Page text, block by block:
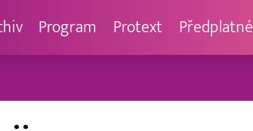
Program Protext Předplatné